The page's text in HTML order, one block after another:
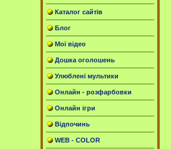
Каталог сайтів
Блог
Мої відео
Дошка оголошень
Улюблені мультики
Онлайн - розфарбовки
Онлайн ігри
Відпочинь
WEB - COLOR